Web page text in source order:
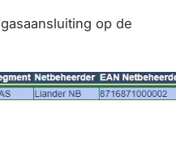
op de